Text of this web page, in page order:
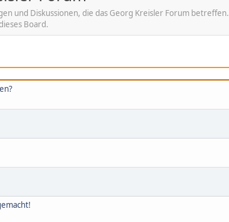
und Diskussionen, die das Georg Kreisler Forum betreffen.
Board.